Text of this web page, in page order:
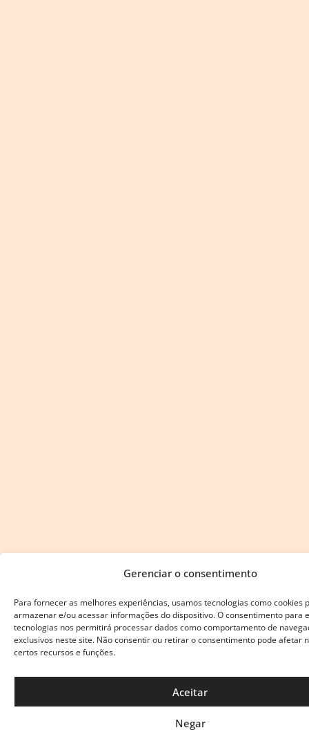
Gerenciar o consentimento
Para fornecer as melhores experiências, usamos tecnologias como cookies
armazenar e/ou acessar informações do dispositivo. O consentimento para
tecnologias nos permitirá processar dados como comportamento de
exclusivos neste site. Não consentir ou retirar o consentimento pode afetar
certos recursos e funções.
Aceitar
Negar